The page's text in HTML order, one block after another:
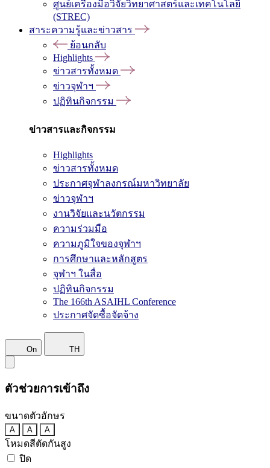
ศูนย์เครื่องมือวิจัยวิทยาศาสตร์และเทคโนโลยี
(STREC)
สาระความรู้และข่าวสาร
ย้อนกลับ
Highlights
ข่าวสารทั้งหมด
ข่าวจุฬาฯ
ปฏิทินกิจกรรม
ข่าวสารและกิจกรรม
Highlights
ข่าวสารทั้งหมด
ประกาศจุฬาลงกรณ์มหาวิทยาลัย
ข่าวจุฬาฯ
งานวิจัยและนวัตกรรม
ความร่วมมือ
ความภูมิใจของจุฬาฯ
การศึกษาและหลักสูตร
จุฬาฯ ในสื่อ
ปฏิทินกิจกรรม
The 166th ASAIHL Conference
ประกาศจัดซื้อจัดจ้าง
On TH
ตัวช่วยการเข้าถึง
ขนาดตัวอักษร
A A A
โหมดสีตัดกันสูง
ปิด